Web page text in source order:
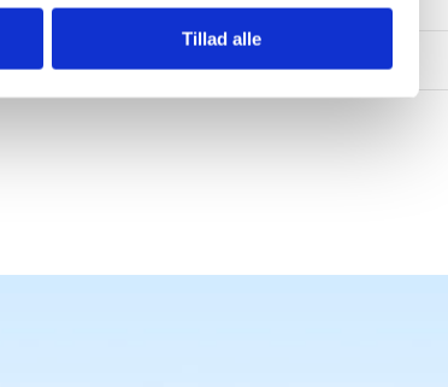
Tillad alle